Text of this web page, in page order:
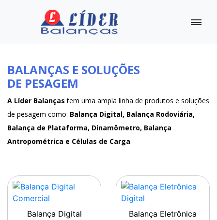
BALANÇAS E SOLUÇÕES
DE PESAGEM
A Líder Balanças tem uma ampla linha de produtos e soluções
de pesagem como: Balança Digital, Balança Rodoviária,
Balança de Plataforma, Dinamômetro, Balança
Antropométrica e Células de Carga.
Balança Digital
Balança Eletrônica